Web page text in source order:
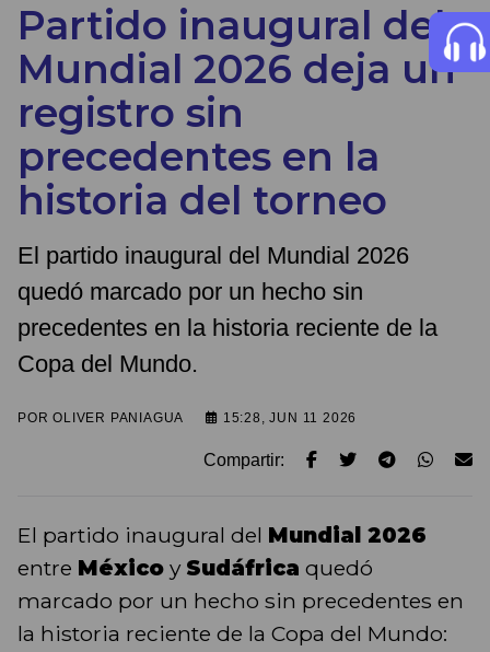
Partido inaugural del
Mundial 2026 deja un
registro sin
precedentes en la
historia del torneo
El partido inaugural del Mundial 2026
quedó marcado por un hecho sin
precedentes en la historia reciente de la
Copa del Mundo.
POROLIVER PANIAGUA 15:28, JUN 11 2026
Compartir:
El partido inaugural del Mundial 2026
entre México y Sudáfrica quedó
marcado por un hecho sin precedentes en
la historia reciente de la Copa del Mundo: